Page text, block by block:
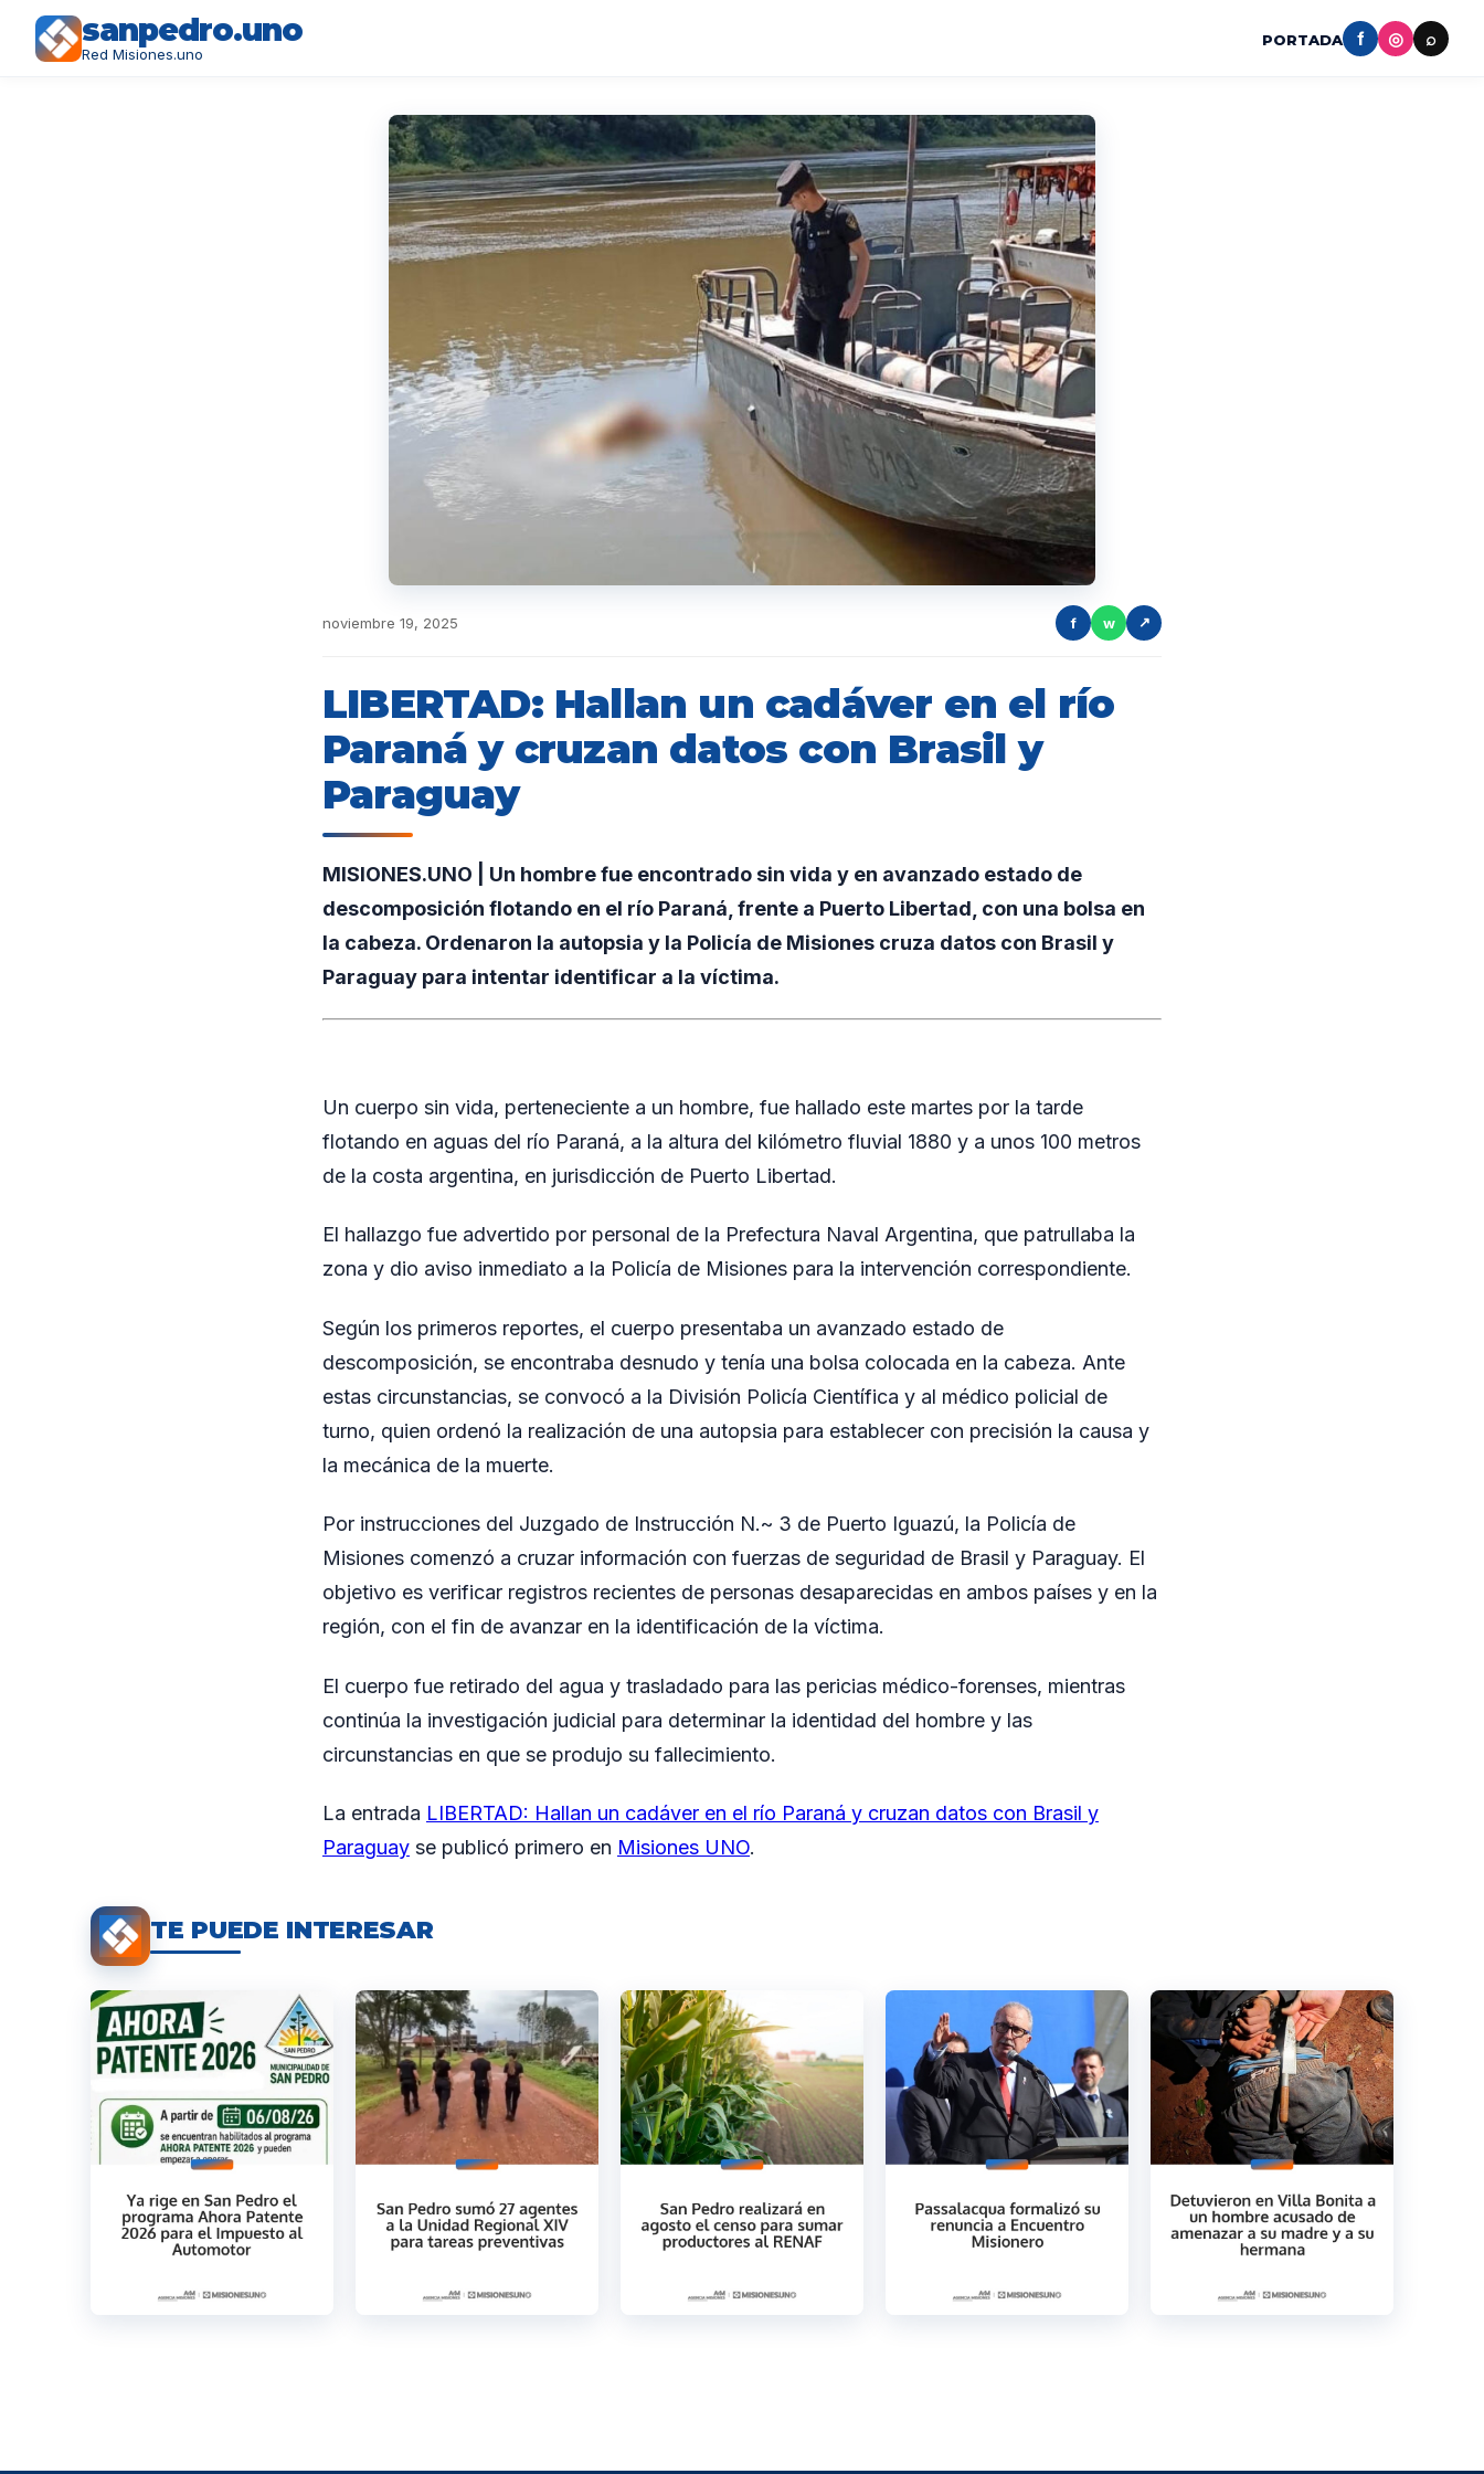
sanpedro.uno
Red Misiones.uno
PORTADA f ◎ ⌕
noviembre 19, 2025 f w ↗
LIBERTAD: Hallan un cadáver en el río
Paraná y cruzan datos con Brasil y
Paraguay
MISIONES.UNO | Un hombre fue encontrado sin vida y en avanzado estado de
descomposición flotando en el río Paraná, frente a Puerto Libertad, con una bolsa en
la cabeza. Ordenaron la autopsia y la Policía de Misiones cruza datos con Brasil y
Paraguay para intentar identificar a la víctima.
Un cuerpo sin vida, perteneciente a un hombre, fue hallado este martes por la tarde
flotando en aguas del río Paraná, a la altura del kilómetro fluvial 1880 y a unos 100 metros
de la costa argentina, en jurisdicción de Puerto Libertad.
El hallazgo fue advertido por personal de la Prefectura Naval Argentina, que patrullaba la
zona y dio aviso inmediato a la Policía de Misiones para la intervención correspondiente.
Según los primeros reportes, el cuerpo presentaba un avanzado estado de
descomposición, se encontraba desnudo y tenía una bolsa colocada en la cabeza. Ante
estas circunstancias, se convocó a la División Policía Científica y al médico policial de
turno, quien ordenó la realización de una autopsia para establecer con precisión la causa y
la mecánica de la muerte.
Por instrucciones del Juzgado de Instrucción N.~ 3 de Puerto Iguazú, la Policía de
Misiones comenzó a cruzar información con fuerzas de seguridad de Brasil y Paraguay. El
objetivo es verificar registros recientes de personas desaparecidas en ambos países y en la
región, con el fin de avanzar en la identificación de la víctima.
El cuerpo fue retirado del agua y trasladado para las pericias médico-forenses, mientras
continúa la investigación judicial para determinar la identidad del hombre y las
circunstancias en que se produjo su fallecimiento.
La entrada LIBERTAD: Hallan un cadáver en el río Paraná y cruzan datos con Brasil y
Paraguay se publicó primero en Misiones UNO.
TE PUEDE INTERESAR